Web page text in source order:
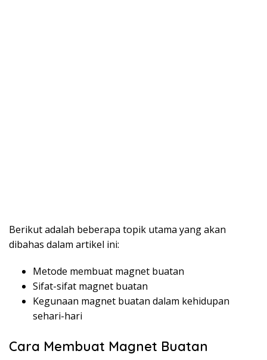
Berikut adalah beberapa topik utama yang akan
dibahas dalam artikel ini:
Metode membuat magnet buatan
Sifat-sifat magnet buatan
Kegunaan magnet buatan dalam kehidupan
sehari-hari
Cara Membuat Magnet Buatan